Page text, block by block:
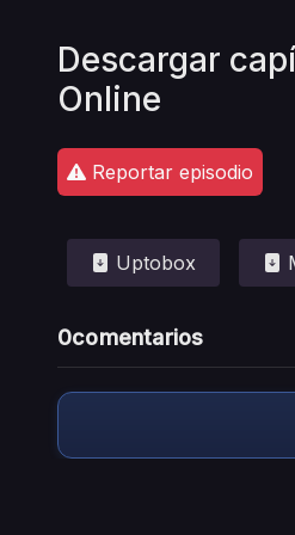
Descargar
Online
Reportar episodio
Uptobox
0comentarios